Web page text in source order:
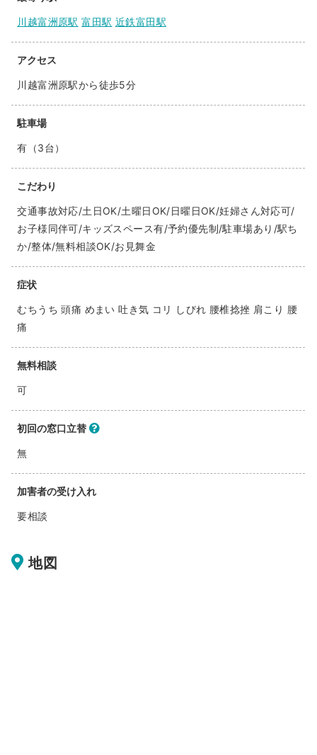
川越富洲原駅 富田駅 近鉄富田駅
アクセス
川越富洲原駅から徒歩5分
駐車場
有（3台）
こだわり
交通事故対応/土日OK/土曜日OK/日曜日OK/妊婦さん対応可/
お子様同伴可/キッズスペース有/予約優先制/駐車場あり/駅ち
か/整体/無料相談OK/お見舞金
症状
むちうち 頭痛 めまい 吐き気 コリ しびれ 腰椎捻挫 肩こり 腰
痛
無料相談
可
初回の窓口立替
無
加害者の受け入れ
要相談
地図